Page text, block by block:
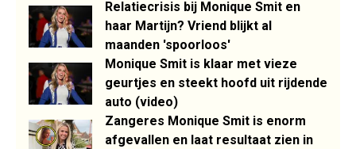
Relatiecrisis bij Monique Smit en
haar Martijn? Vriend blijkt al
maanden 'spoorloos'
Monique Smit is klaar met vieze
geurtjes en steekt hoofd uit rijdende
auto (video)
Zangeres Monique Smit is enorm
afgevallen en laat resultaat zien in